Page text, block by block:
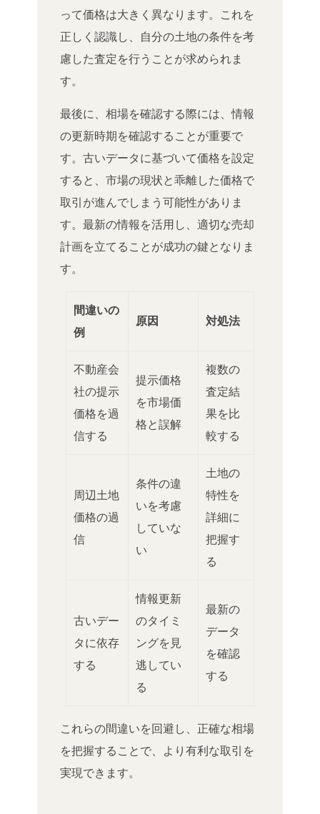
って価格は大きく異なります。これを
正しく認識し、自分の土地の条件を考
慮した査定を行うことが求められま
す。
最後に、相場を確認する際には、情報
の更新時期を確認することが重要で
す。古いデータに基づいて価格を設定
すると、市場の現状と乖離した価格で
取引が進んでしまう可能性がありま
す。最新の情報を活用し、適切な売却
計画を立てることが成功の鍵となりま
す。
間違いの
例
原因 対処法
不動産会
社の提示
価格を過
信する
提示価格
を市場価
格と誤解
複数の
査定結
果を比
較する
周辺土地
価格の過
信
条件の違
いを考慮
していな
い
土地の
特性を
詳細に
把握す
る
古いデー
タに依存
する
情報更新
のタイミ
ングを見
逃してい
る
最新の
データ
を確認
する
これらの間違いを回避し、正確な相場
を把握することで、より有利な取引を
実現できます。